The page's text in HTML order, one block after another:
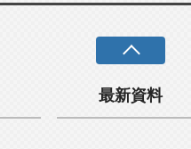
最新資料